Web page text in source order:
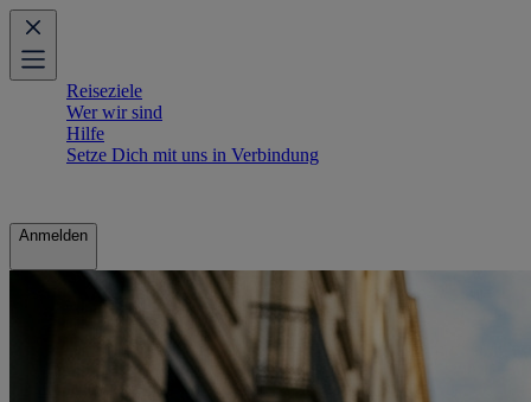
Reiseziele
Wer wir sind
Hilfe
Setze Dich mit uns in Verbindung
Anmelden